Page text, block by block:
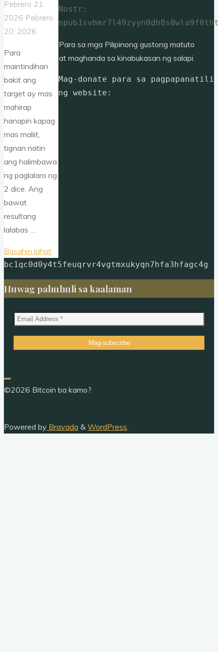
Pebrero 21,
2026 Pebrero
20, 2026
Para
maintindihan
bakit ang
target ay mas
mahirap
hanapin kapag
mas maliit,
tignan natin
ang halimbawa
ng paglalaro ng
2 dice. Ang
bawat
resultang
lalabas …
Basahin lahat"Konsepto
ng
Bitcoin
Mining
Halimbawa
Nostr:
Para sa mga Pilipinong gustong matuto
at maghanda sa kinabukasan ng salapi.
Mag-donate para sa pagpapanatili
ng website:
bc1qc0d0y4t5feuqrvr4vgtmxukyqn7hfa3hfagc4g
Huwag pahuhuli sa kaalaman
©2026 Bitcoin ba kamo?
Powered by Bravada & WordPress.